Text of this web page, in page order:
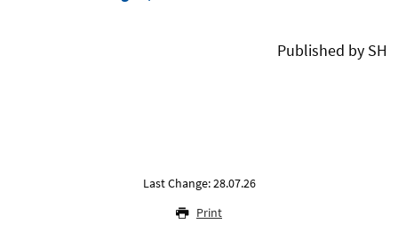
Published by SH
Last Change: 28.07.26
Print